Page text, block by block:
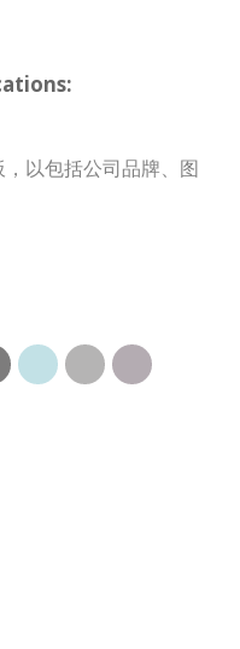
以包括公司品牌、图